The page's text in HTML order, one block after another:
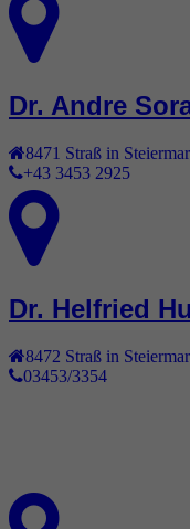
Dr. Andre
8471 Straß in
+43 3453 2925
Dr. Helfried
8472 Straß in
03453/3354